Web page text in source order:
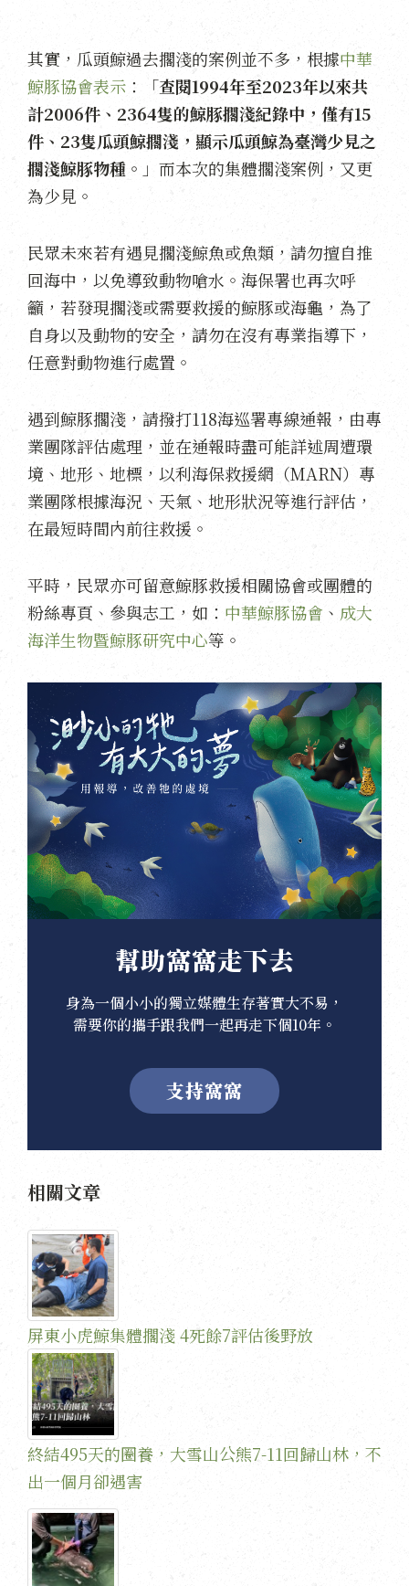
其實，瓜頭鯨過去擱淺的案例並不多，根據中華
鯨豚協會表示 ：「查閱1994年至2023年以來共
計2006件、2364隻的鯨豚擱淺紀錄中，僅有15
件、23隻瓜頭鯨擱淺，顯示瓜頭鯨為臺灣少見之
擱淺鯨豚物種。 」而本次的集體擱淺案例，又更
為少見。
民眾未來若有遇見擱淺鯨魚或魚類，請勿擅自推
回海中，以免導致動物嗆水。海保署也再次呼
籲，若發現擱淺或需要救援的鯨豚或海龜，為了
自身以及動物的安全，請勿在沒有專業指導下，
任意對動物進行處置。
遇到鯨豚擱淺，請撥打118海巡署專線通報，由專
業團隊評估處理，並在通報時盡可能詳述周遭環
境、地形、地標，以利海保救援網（MARN）專
業團隊根據海況、天氣、地形狀況等進行評估，
在最短時間內前往救援。
平時，民眾亦可留意鯨豚救援相關協會或團體的
粉絲專頁、參與志工，如： 中華鯨豚協會 、 成大
海洋生物暨鯨豚研究中心等。
幫助窩窩走下去
身為一個小小的獨立媒體生存著實大不易，
需要你的攜手跟我們一起再走下個10年。
支持窩窩
相關文章
屏東小虎鯨集體擱淺 4死餘7評估後野放
終結495天的圈養，大雪山公熊7-11回歸山林，不
出一個月卻遇害